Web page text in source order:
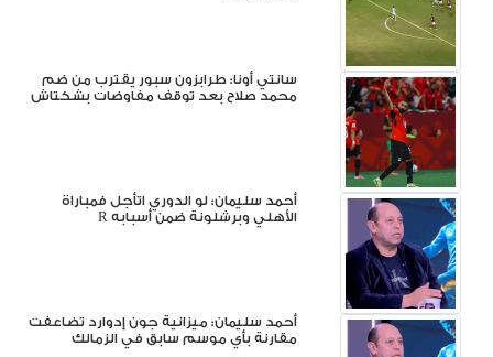
سانتي أونا: طرابزون سبور يقترب من ضم
محمد صلاح بعد توقف مفاوضات بشكتاش
أحمد سليمان: لو الدوري اتأجل فمباراة
الأهلي وبرشلونة ضمن أسبابه R
أحمد سليمان: ميزانية جون إدوارد تضاعفت
مقارنة بأي موسم سابق في الزمالك